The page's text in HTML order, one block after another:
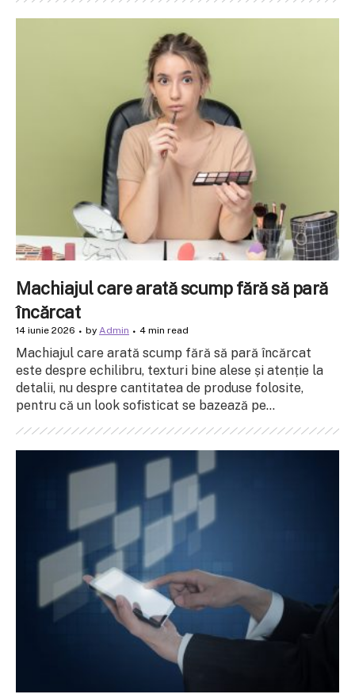
Machiajul care arată scump fără să pară
încărcat
14 iunie 2026 by Admin 4 min read
Machiajul care arată scump fără să pară încărcat
este despre echilibru, texturi bine alese și atenție la
detalii, nu despre cantitatea de produse folosite,
pentru că un look sofisticat se bazează pe...